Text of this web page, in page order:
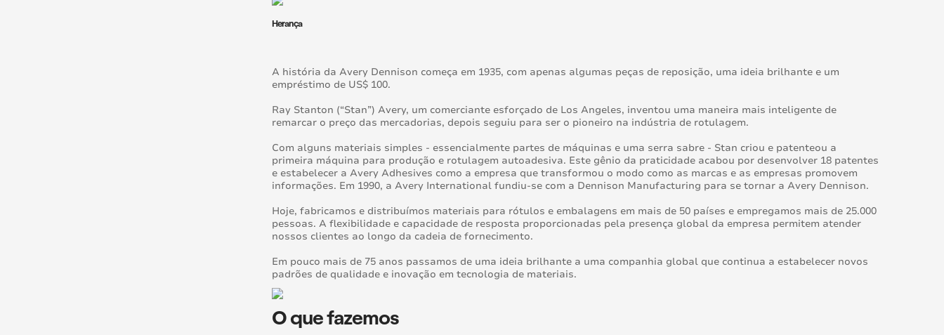
Herança
A história da Avery Dennison começa em 1935, com apenas algumas peças de reposição, uma ideia brilhante e um
empréstimo de US$ 100.
Ray Stanton (“Stan”) Avery, um comerciante esforçado de Los Angeles, inventou uma maneira mais inteligente de
remarcar o preço das mercadorias, depois seguiu para ser o pioneiro na indústria de rotulagem.
Com alguns materiais simples - essencialmente partes de máquinas e uma serra sabre - Stan criou e patenteou a
primeira máquina para produção e rotulagem autoadesiva. Este gênio da praticidade acabou por desenvolver 18 patentes
e estabelecer a Avery Adhesives como a empresa que transformou o modo como as marcas e as empresas promovem
informações. Em 1990, a Avery International fundiu-se com a Dennison Manufacturing para se tornar a Avery Dennison.
Hoje, fabricamos e distribuímos materiais para rótulos e embalagens em mais de 50 países e empregamos mais de 25.000
pessoas. A flexibilidade e capacidade de resposta proporcionadas pela presença global da empresa permitem atender
nossos clientes ao longo da cadeia de fornecimento.
Em pouco mais de 75 anos passamos de uma ideia brilhante a uma companhia global que continua a estabelecer novos
padrões de qualidade e inovação em tecnologia de materiais.
O que fazemos